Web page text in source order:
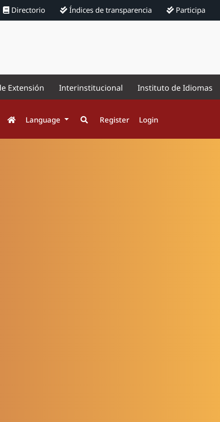
Directorio Índices de transparencia Participa
Extensión Interinstitucional Instituto de Idiomas
Language Register Login